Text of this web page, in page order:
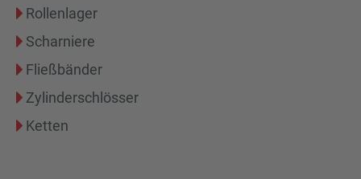
Rollenlager
Scharniere
Fließbänder
Zylinderschlösser
Ketten